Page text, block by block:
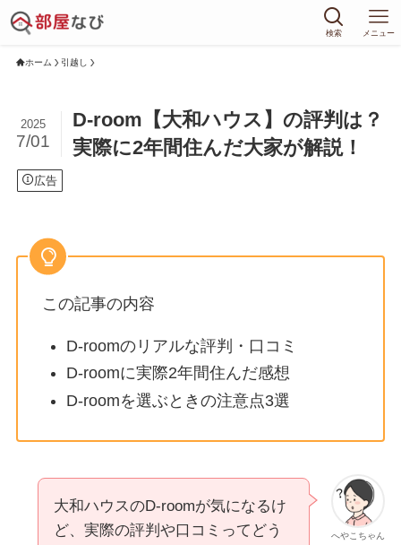
検索 メニュー
ホーム 引越し
D-room【大和ハウス】の評判は？
実際に2年間住んだ大家が解説！
2025
7/01
広告
この記事の内容
D-roomのリアルな評判・口コミ
D-roomに実際2年間住んだ感想
D-roomを選ぶときの注意点3選
へやこちゃん
大和ハウスのD-roomが気になるけ
ど、実際の評判や口コミってどう